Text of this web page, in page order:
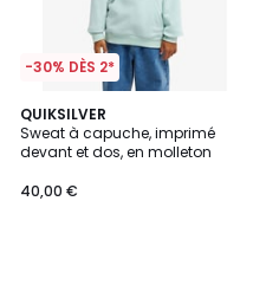
-30% DÈS 2*
QUIKSILVER
Sweat à capuche, imprimé
devant et dos, en molleton
40,00 €